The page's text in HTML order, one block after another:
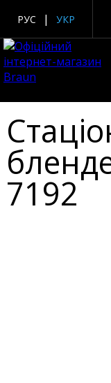
РУС УКР
7192